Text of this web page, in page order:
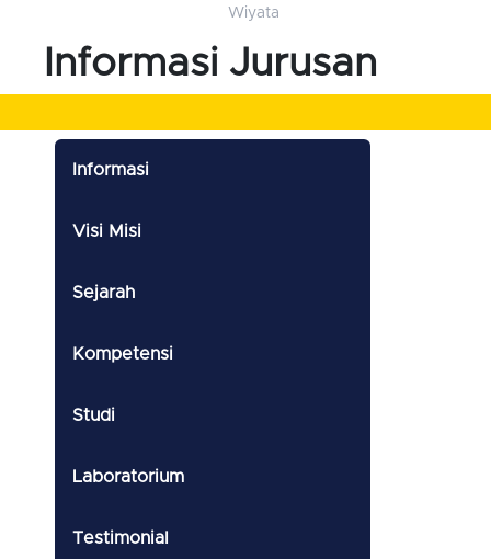
Wiyata
Informasi Jurusan
Informasi
Visi Misi
Sejarah
Kompetensi
Studi
Laboratorium
Testimonial